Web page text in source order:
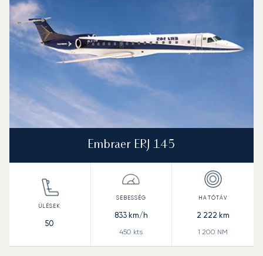
Embraer ERJ 145
50
833km/h
450 kts
2 222 km
1 200 NM